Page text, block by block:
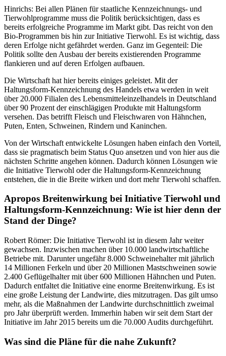
Hinrichs: Bei allen Plänen für staatliche Kennzeichnungs- und
Tierwohlprogramme muss die Politik berücksichtigen, dass es
bereits erfolgreiche Programme im Markt gibt. Das reicht von den
Bio-Programmen bis hin zur Initiative Tierwohl. Es ist wichtig, dass
deren Erfolge nicht gefährdet werden. Ganz im Gegenteil: Die
Politik sollte den Ausbau der bereits existierenden Programme
flankieren und auf deren Erfolgen aufbauen.
Die Wirtschaft hat hier bereits einiges geleistet. Mit der
Haltungsform-Kennzeichnung des Handels etwa werden in weit
über 20.000 Filialen des Lebensmitteleinzelhandels in Deutschland
über 90 Prozent der einschlägigen Produkte mit Haltungsform
versehen. Das betrifft Fleisch und Fleischwaren von Hähnchen,
Puten, Enten, Schweinen, Rindern und Kaninchen.
Von der Wirtschaft entwickelte Lösungen haben einfach den Vorteil,
dass sie pragmatisch beim Status Quo ansetzen und von hier aus die
nächsten Schritte angehen können. Dadurch können Lösungen wie
die Initiative Tierwohl oder die Haltungsform-Kennzeichnung
entstehen, die in die Breite wirken und dort mehr Tierwohl schaffen.
Apropos Breitenwirkung bei Initiative Tierwohl und
Haltungsform-Kennzeichnung: Wie ist hier denn der
Stand der Dinge?
Robert Römer: Die Initiative Tierwohl ist in diesem Jahr weiter
gewachsen. Inzwischen machen über 10.000 landwirtschaftliche
Betriebe mit. Darunter ungefähr 8.000 Schweinehalter mit jährlich
14 Millionen Ferkeln und über 20 Millionen Mastschweinen sowie
2.400 Geflügelhalter mit über 600 Millionen Hähnchen und Puten.
Dadurch entfaltet die Initiative eine enorme Breitenwirkung. Es ist
eine große Leistung der Landwirte, dies mitzutragen. Das gilt umso
mehr, als die Maßnahmen der Landwirte durchschnittlich zweimal
pro Jahr überprüft werden. Immerhin haben wir seit dem Start der
Initiative im Jahr 2015 bereits um die 70.000 Audits durchgeführt.
Was sind die Pläne für die nahe Zukunft?